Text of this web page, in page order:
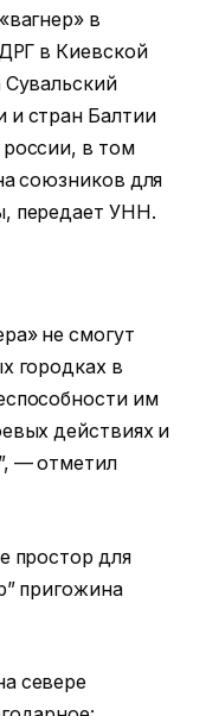
в
в Киевской
Сувальский
и стран Балтии
россии, в том
союзников для
передает УНН.
не смогут
городках в
им
действиях и
— отметил
простор для
пригожина
севере